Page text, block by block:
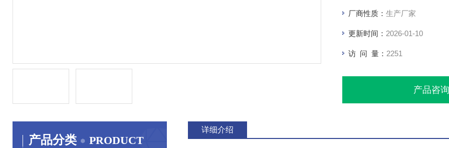
厂商性质： 生产厂家
更新时间： 2026-01-10
访 问 量： 2251
产品咨询
产品分类 PRODUCT
详细介绍